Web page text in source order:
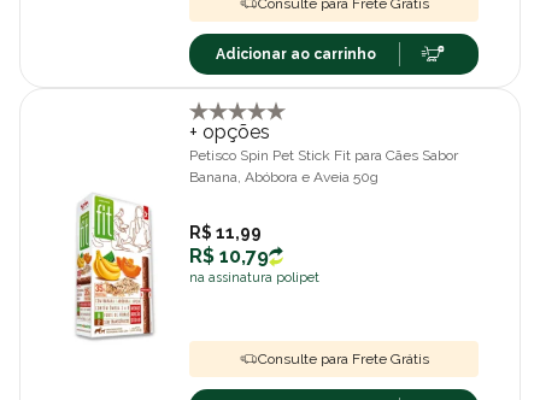
Consulte para Frete Grátis
Adicionar ao carrinho
+ opções
Petisco Spin Pet Stick Fit para Cães Sabor
Banana, Abóbora e Aveia 50g
R$ 11,99
R$ 10,79
na assinatura polipet
Consulte para Frete Grátis